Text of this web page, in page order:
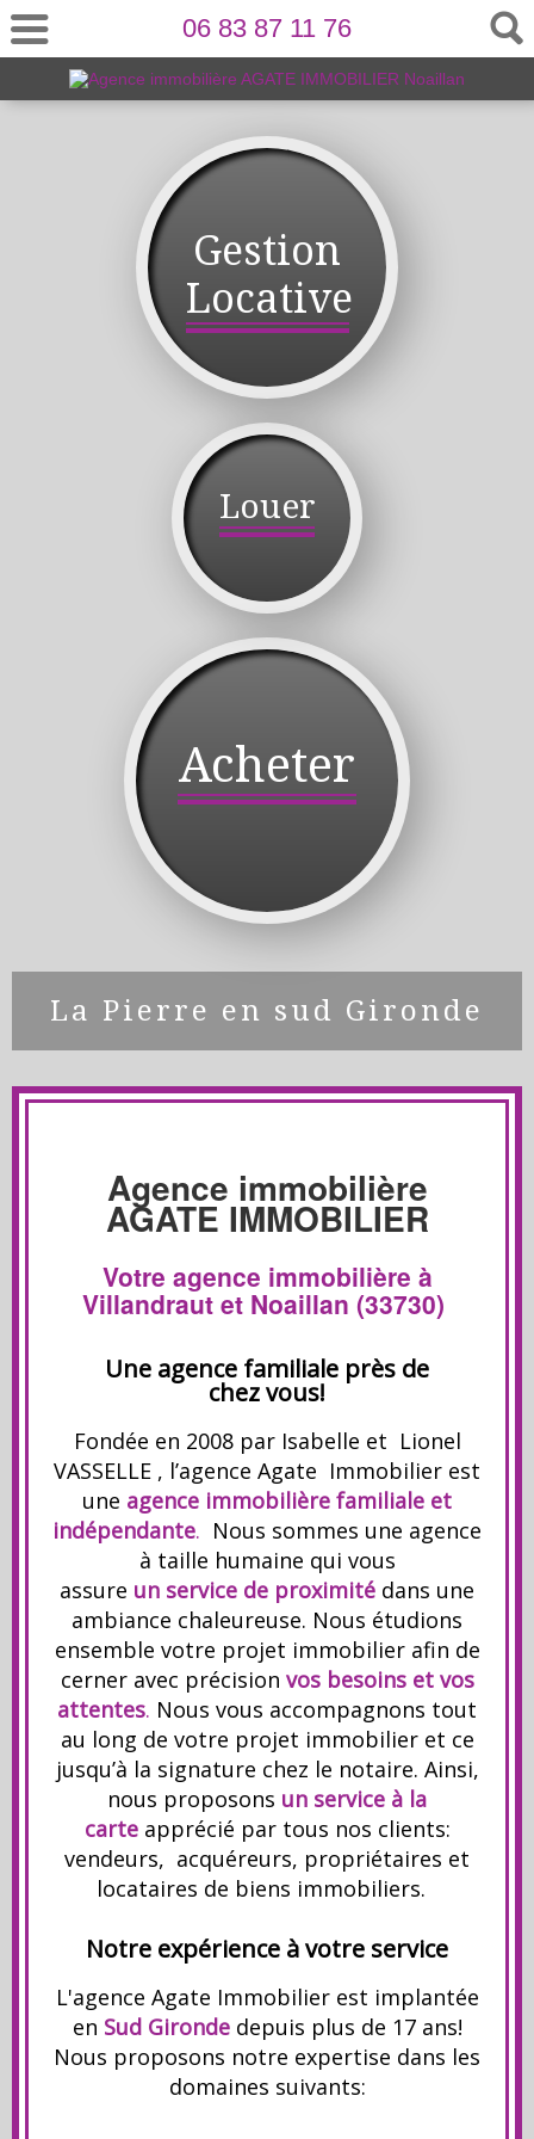
06 83 87 11 76
Gestion
Locative
Louer
Acheter
La Pierre en sud Gironde
Agence immobilière
AGATE IMMOBILIER
Votre agence immobilière à
Villandraut et Noaillan (33730)
Une agence familiale près de
chez vous!
Fondée en 2008 par Isabelle et Lionel
VASSELLE , l’agence Agate Immobilier est
une agence immobilière familiale et
indépendante. Nous sommes une agence
à taille humaine qui vous
assure un service de proximité dans une
ambiance chaleureuse. Nous étudions
ensemble votre projet immobilier afin de
cerner avec précision vos besoins et vos
attentes. Nous vous accompagnons tout
au long de votre projet immobilier et ce
jusqu’à la signature chez le notaire. Ainsi,
nous proposons un service à la
carteapprécié par tous nos clients:
vendeurs, acquéreurs, propriétaires et
locataires de biens immobiliers.
Notre expérience à votre service
L'agence Agate Immobilier est implantée
en Sud Girondedepuis plus de 17 ans!
Nous proposons notre expertise dans les
domaines suivants: